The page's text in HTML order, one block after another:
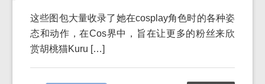
这些图包大量收录了她在cosplay角色时的各种姿
态和动作，在Cos界中，旨在让更多的粉丝来欣
赏胡桃猫Kuru […]